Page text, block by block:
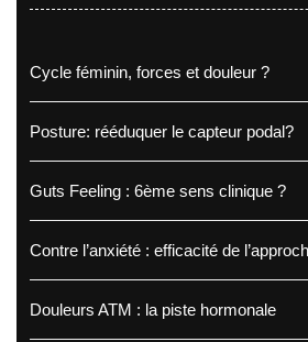
Cycle féminin, forces et douleur ?
Posture: rééduquer le capteur podal?
Guts Feeling : 6ème sens clinique ?
Contre l’anxiété : efficacité de
Douleurs ATM : la piste hormonale